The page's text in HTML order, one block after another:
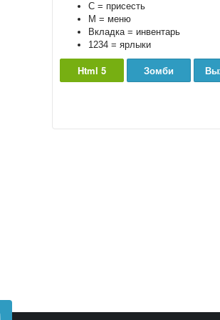
С = присесть
М = меню
Вкладка = инвентарь
1234 = ярлыки
Html 5 Зомби